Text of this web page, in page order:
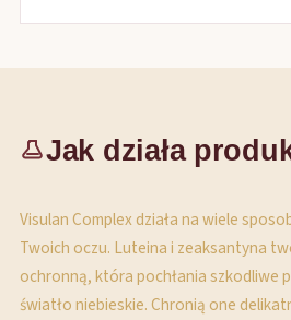
Jak działa
Visulan Complex działa na wiele
Twoich oczu. Luteina i zeaksantyna
ochronną, która pochłania szkodliwe
światło niebieskie. Chronią one